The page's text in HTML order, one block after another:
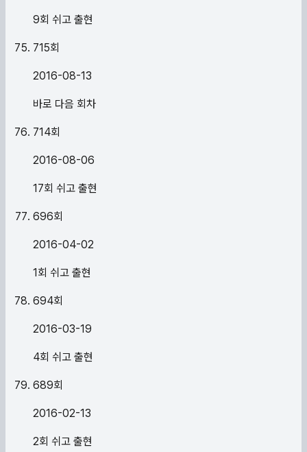
9회 쉬고 출현
715회
2016-08-13
바로 다음 회차
714회
2016-08-06
17회 쉬고 출현
696회
2016-04-02
1회 쉬고 출현
694회
2016-03-19
4회 쉬고 출현
689회
2016-02-13
2회 쉬고 출현